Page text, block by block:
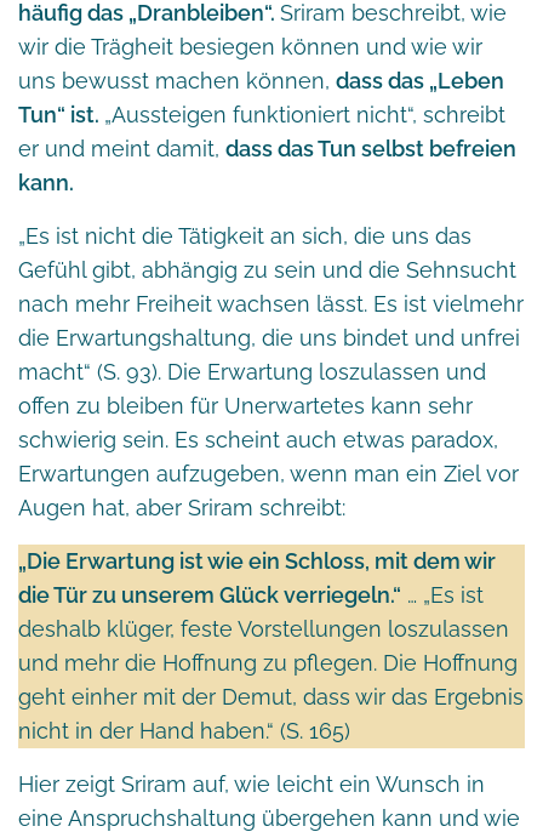
häufig das „Dranbleiben“. Sriram beschreibt, wie
wir die Trägheit besiegen können und wie wir
uns bewusst machen können, dass das „Leben
Tun“ ist. „Aussteigen funktioniert nicht“, schreibt
er und meint damit, dass das Tun selbst befreien
kann.
„Es ist nicht die Tätigkeit an sich, die uns das
Gefühl gibt, abhängig zu sein und die Sehnsucht
nach mehr Freiheit wachsen lässt. Es ist vielmehr
die Erwartungshaltung, die uns bindet und unfrei
macht“ (S. 93). Die Erwartung loszulassen und
offen zu bleiben für Unerwartetes kann sehr
schwierig sein. Es scheint auch etwas paradox,
Erwartungen aufzugeben, wenn man ein Ziel vor
Augen hat, aber Sriram schreibt:
„Die Erwartung ist wie ein Schloss, mit dem wir
die Tür zu unserem Glück verriegeln.“ … „Es ist
deshalb klüger, feste Vorstellungen loszulassen
und mehr die Hoffnung zu pflegen. Die Hoffnung
geht einher mit der Demut, dass wir das Ergebnis
nicht in der Hand haben.“ (S. 165)
Hier zeigt Sriram auf, wie leicht ein Wunsch in
eine Anspruchshaltung übergehen kann und wie